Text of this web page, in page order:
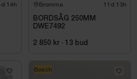
14h Bromma 11d 13h
BORDSÅG 250MM
DWE7492
2 850 kr · 13 bud
Bosch